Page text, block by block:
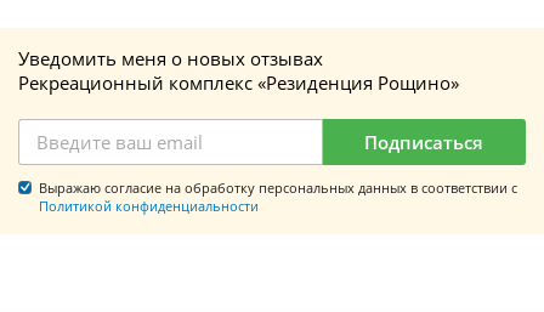
Уведомить меня о новых отзывах
Рекреационный комплекс «Резиденция Рощино»
Подписаться
Выражаю согласие на обработку персональных данных в соответствии с
Политикой конфиденциальности